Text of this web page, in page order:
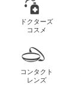
ドクターズ
コスメ
コンタクト
レンズ